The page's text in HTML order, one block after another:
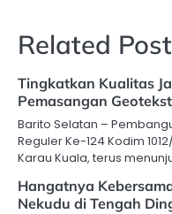
Related
Tingkatkan Kualitas
Pemasangan
Barito Selatan –
Reguler Ke-124 Kodim
Karau Kuala, terus
Hangatnya
Nekudu di Tengah